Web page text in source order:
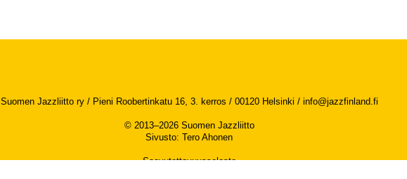
Suomen Jazzliitto ry / Pieni Roobertinkatu 16, 3. kerros / 00120 Helsinki / info@jazzfinland.fi
© 2013–2026 Suomen Jazzliitto
Sivusto: Tero Ahonen
Saavutettavuusseloste